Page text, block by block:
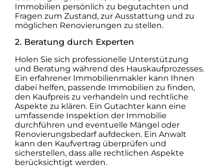
Immobilien persönlich zu begutachten und
Fragen zum Zustand, zur Ausstattung und zu
möglichen Renovierungen zu stellen.
2. Beratung durch Experten
Holen Sie sich professionelle Unterstützung
und Beratung während des Hauskaufprozesses.
Ein erfahrener Immobilienmakler kann Ihnen
dabei helfen, passende Immobilien zu finden,
den Kaufpreis zu verhandeln und rechtliche
Aspekte zu klären. Ein Gutachter kann eine
umfassende Inspektion der Immobilie
durchführen und eventuelle Mängel oder
Renovierungsbedarf aufdecken. Ein Anwalt
kann den Kaufvertrag überprüfen und
sicherstellen, dass alle rechtlichen Aspekte
berücksichtigt werden.